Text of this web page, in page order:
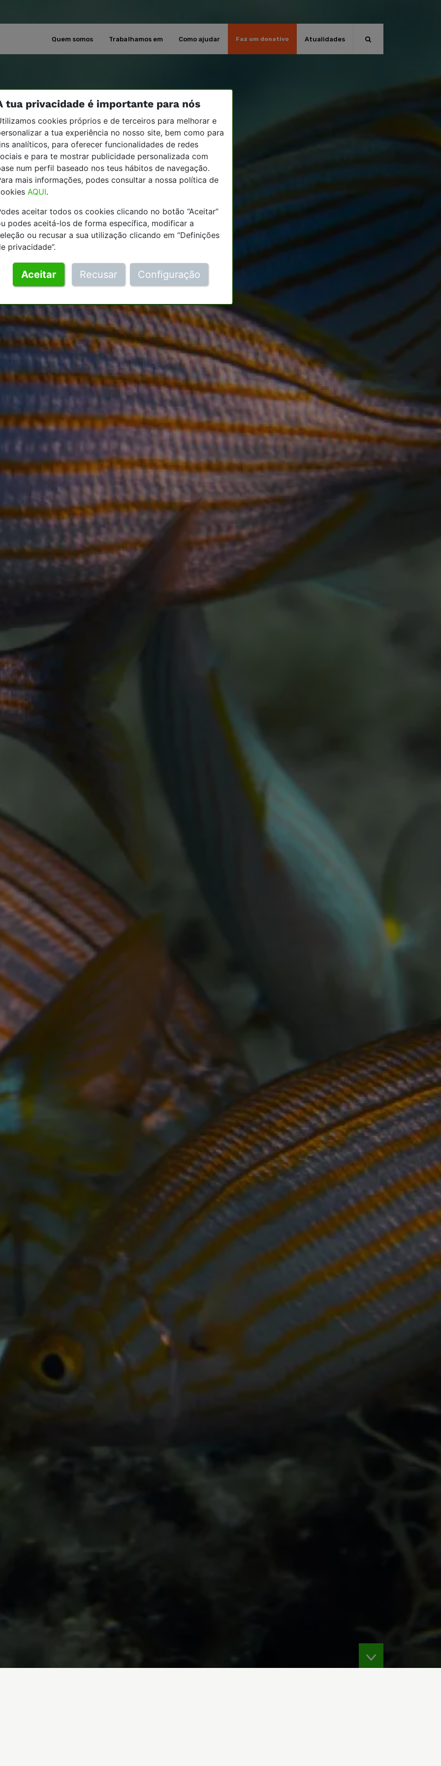
Quem somos Trabalhamos em Como ajudar Faz um donativo Atualidades
tua privacidade é importante para nós
cookies próprios e de terceiros para melhorar e
a tua experiência no nosso site, bem como para
analíticos, para oferecer funcionalidades de redes
e para te mostrar publicidade personalizada com
num perfil baseado nos teus hábitos de navegação.
mais informações, podes consultar a nossa política de
AQUI.
aceitar todos os cookies clicando no botão “Aceitar”
podes aceitá-los de forma específica, modificar a
ou recusar a sua utilização clicando em “Definições
privacidade”.
Aceitar Recusar Configuração